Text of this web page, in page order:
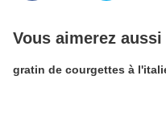
Vous aimerez aussi
gratin de courgettes à